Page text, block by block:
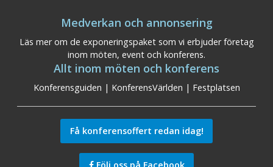
Medverkan och annonsering
Läs mer om de exponeringspaket som vi erbjuder företag
inom möten, event och konferens.
Allt inom möten och konferens
Konferensguiden | KonferensVärlden | Festplatsen
Få konferensoffert redan idag!